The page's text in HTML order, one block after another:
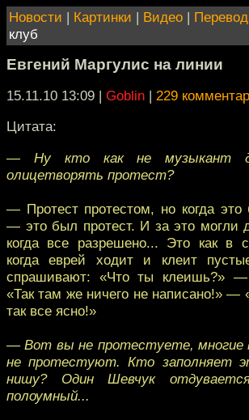
Новости | Картинки | Видео |
клуб
Евгений Маргулис на линии
15.11.10 13:09 | Goblin | 229
Цитата:
— Ну кто как не музыкант
олицетворять протест?
— Протест протестом, но когда
— это был протест. И за это могли
когда все разрешено... Это как в
когда еврей ходит и клеит
спрашивают: «Что ты клеишь?»
«Так там же ничего не написано!» —
так все ясно!»
— Вот вы не протестуете, многие
не протестуют. Кто заполняет
нишу? Один Шевчук
полоумный...